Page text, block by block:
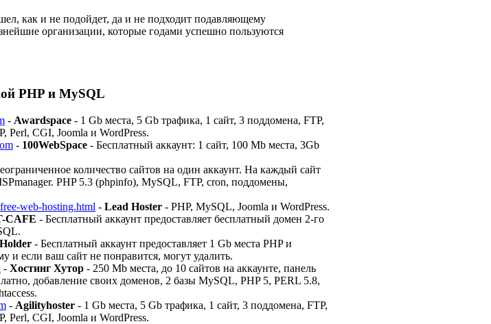
как и не подойдет, да и не подходит подавляющему
организации, которые годами успешно пользуются
PHP и MySQL
- Awardspace - 1 Gb места, 5 Gb трафика, 1 сайт, 3 поддомена, FTP,
Perl, CGI, Joomla и WordPress.
- 100WebSpace - Бесплатный аккаунт: 1 сайт, 100 Mb места, 3Gb
количество сайтов на один аккаунт. На каждый сайт
PHP 5.3 (phpinfo), MySQL, FTP, cron, поддомены,
web-hosting.html - Lead Hoster - PHP, MySQL, Joomla и WordPress.
CAFE - Бесплатный аккаунт предоставляет бесплатный домен 2-го
- Бесплатный аккаунт предоставляет 1 Gb места PHP и
и если ваш сайт не понравится, могут удалить.
- Хостинг Хутор - 250 Mb места, до 10 сайтов на аккаунте, панель
добавление своих доменов, 2 базы MySQL, PHP 5, PERL 5.8,
- Agilityhoster - 1 Gb места, 5 Gb трафика, 1 сайт, 3 поддомена, FTP,
Perl, CGI, Joomla и WordPress.